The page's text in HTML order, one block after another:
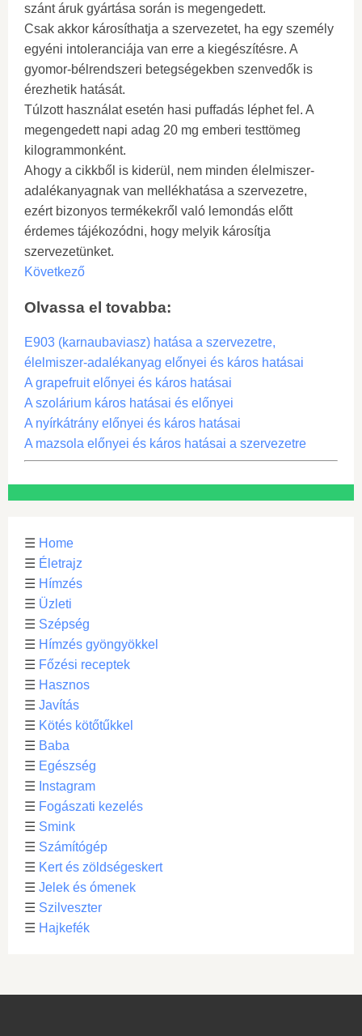
szánt áruk gyártása során is megengedett.
Csak akkor károsíthatja a szervezetet, ha egy személy
egyéni intoleranciája van erre a kiegészítésre. A
gyomor-bélrendszeri betegségekben szenvedők is
érezhetik hatását.
Túlzott használat esetén hasi puffadás léphet fel. A
megengedett napi adag 20 mg emberi testtömeg
kilogrammonként.
Ahogy a cikkből is kiderül, nem minden élelmiszer-
adalékanyagnak van mellékhatása a szervezetre,
ezért bizonyos termékekről való lemondás előtt
érdemes tájékozódni, hogy melyik károsítja
szervezetünket.
Következő
Olvassa el tovabba:
E903 (karnaubaviasz) hatása a szervezetre,
élelmiszer-adalékanyag előnyei és káros hatásai
A grapefruit előnyei és káros hatásai
A szolárium káros hatásai és előnyei
A nyírkátrány előnyei és káros hatásai
A mazsola előnyei és káros hatásai a szervezetre
☰ Home
☰ Életrajz
☰ Hímzés
☰ Üzleti
☰ Szépség
☰ Hímzés gyöngyökkel
☰ Főzési receptek
☰ Hasznos
☰ Javítás
☰ Kötés kötőtűkkel
☰ Baba
☰ Egészség
☰ Instagram
☰ Fogászati kezelés
☰ Smink
☰ Számítógép
☰ Kert és zöldségeskert
☰ Jelek és ómenek
☰ Szilveszter
☰ Hajkefék